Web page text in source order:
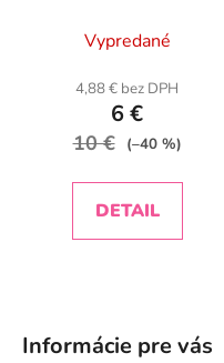
Vypredané
4,88 € bez DPH
6 €
10 € (–40 %)
DETAIL
Informácie pre vás